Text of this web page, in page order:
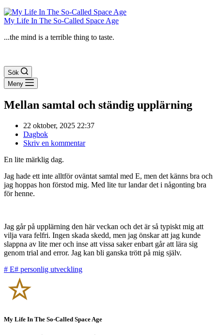
My Life In The So-Called Space Age
...the mind is a terrible thing to taste.
Sök
Meny
Mellan samtal och ständig upplärning
22 oktober, 2025 22:37
Dagbok
Skriv en kommentar
En lite märklig dag.
Jag hade ett inte alltför oväntat samtal med E, men det känns bra och
jag hoppas hon förstod mig. Med lite tur landar det i någonting bra
för henne.
Jag går på upplärning den här veckan och det är så typiskt mig att
vilja vara felfri. Ingen skada skedd, men jag önskar att jag kunde
slappna av lite mer och inse att vissa saker enbart går att lära sig
genom trial and error. Jag kan bli ganska trött på mig själv.
# E# personlig utveckling
My Life In The So-Called Space Age